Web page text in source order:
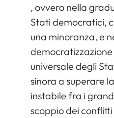
, ovvero nella
Stati democratici,
una minoranza, e
universale degli
sinora a superare
instabile fra i
scoppio dei